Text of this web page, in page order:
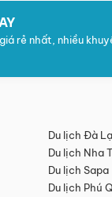
rẻ nhất, nhiều
Du lịch Đà
Du lịch Nha
Du lịch Sapa
Du lịch Phú